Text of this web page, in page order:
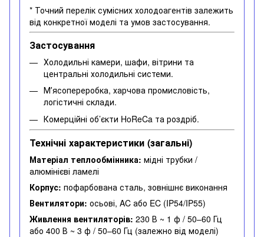
* Точний перелік сумісних холодоагентів залежить
від конкретної моделі та умов застосування.
Застосування
Холодильні камери, шафи, вітрини та
центральні холодильні системи.
Мʼясопереробка, харчова промисловість,
логістичні склади.
Комерційні об’єкти HoReCa та роздріб.
Технічні характеристики (загальні)
Матеріал теплообмінника: мідні трубки /
алюмінієві ламелі
Корпус: пофарбована сталь, зовнішнє виконання
Вентилятори: осьові, AC або EC (IP54/IP55)
Живлення вентиляторів: 230 В ~ 1 ф / 50–60 Гц
або 400 В ~ 3 ф / 50–60 Гц (залежно від моделі)